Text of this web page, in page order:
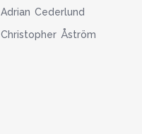
Adrian Cederlund
Christopher Åström